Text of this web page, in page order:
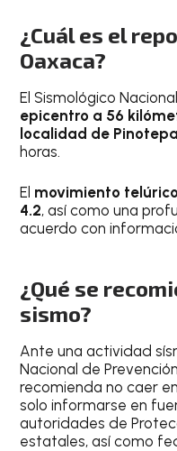
¿Cuál es el
Oaxaca?
El Sismológico Nacional
epicentro a 56
localidad de
horas.
El movimiento
4.2, así como una
acuerdo con
¿Qué se
sismo?
Ante una actividad
Nacional de
recomienda no caer
solo informarse en
autoridades de
estatales, así como